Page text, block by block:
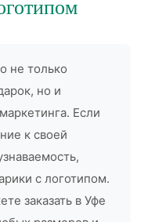
не только
но и
Если
к своей
с логотипом.
заказать в Уфе